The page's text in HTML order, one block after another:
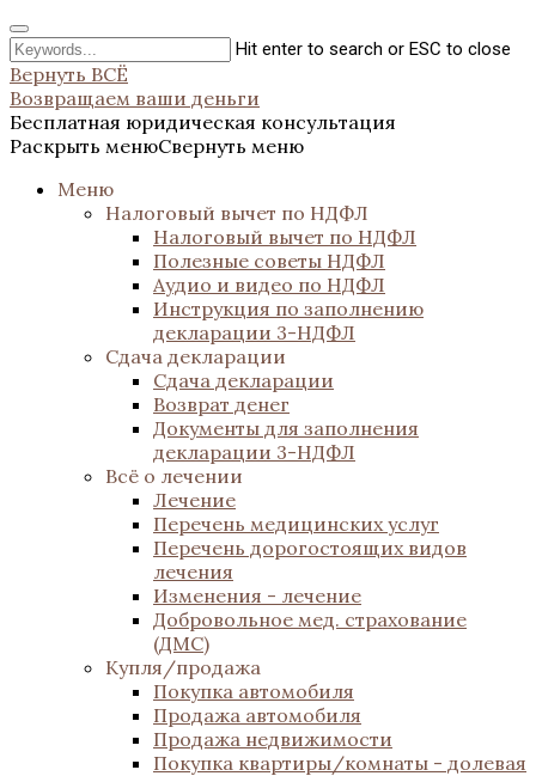
Hit enter to search or ESC to close
Вернуть ВСЁ
Возвращаем ваши деньги
Бесплатная юридическая консультация
Раскрыть менюСвернуть меню
Меню
Налоговый вычет по НДФЛ
Налоговый вычет по НДФЛ
Полезные советы НДФЛ
Аудио и видео по НДФЛ
Инструкция по заполнению
декларации 3-НДФЛ
Сдача декларации
Сдача декларации
Возврат денег
Документы для заполнения
декларации 3-НДФЛ
Всё о лечении
Лечение
Перечень медицинских услуг
Перечень дорогостоящих видов
лечения
Изменения - лечение
Добровольное мед. страхование
(ДМС)
Купля/продажа
Покупка автомобиля
Продажа автомобиля
Продажа недвижимости
Покупка квартиры/комнаты - долевая